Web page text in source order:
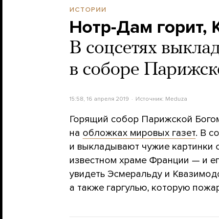
ИСТОРИИ
Нотр-Дам горит,
В соцсетях
в соборе
15:58, 16 апреля 2019 Источник: Meduza
Горящий собор Парижской
на обложках мировых газет. В
и выкладывают чужие
известном храме Франции — и
увидеть Эсмеральду и
а также гаргулью, которую